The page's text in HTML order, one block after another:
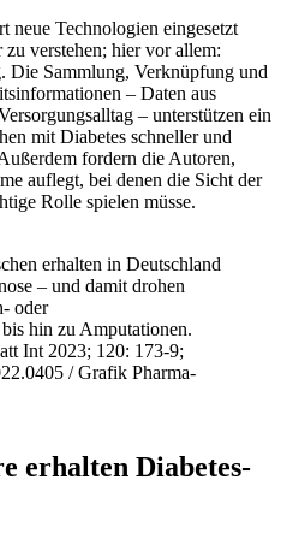
neue Technologien eingesetzt
verstehen; hier vor allem:
Die Sammlung, Verknüpfung und
– Daten aus
– unterstützen ein
mit Diabetes schneller und
fordern die Autoren,
auflegt, bei denen die Sicht der
Rolle spielen müsse.
erhalten in Deutschland
– und damit drohen
oder
hin zu Amputationen.
Int 2023; 120: 173-9;
/ Grafik Pharma-
erhalten Diabetes-